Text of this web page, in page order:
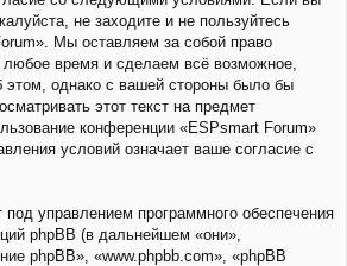
не заходите и не пользуйтесь
Мы оставляем за собой право
любое время и сделаем всё возможное,
этом, однако с вашей стороны было бы
этот текст на предмет
конференции «ESPsmart Forum»
условий означает ваше согласие с
управлением программного обеспечения
phpBB (в дальнейшем «они»,
phpBB», «www.phpbb.com», «phpBB